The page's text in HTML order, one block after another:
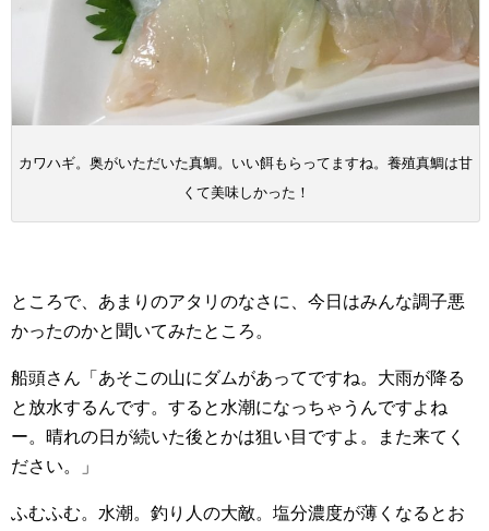
カワハギ。奥がいただいた真鯛。いい餌もらってますね。養殖真鯛は甘
くて美味しかった！
ところで、あまりのアタリのなさに、今日はみんな調子悪
かったのかと聞いてみたところ。
船頭さん「あそこの山にダムがあってですね。大雨が降る
と放水するんです。すると水潮になっちゃうんですよね
ー。晴れの日が続いた後とかは狙い目ですよ。また来てく
ださい。」
ふむふむ。水潮。釣り人の大敵。塩分濃度が薄くなるとお